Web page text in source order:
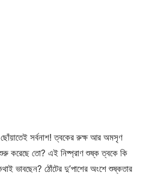
সর্বনাশ! ত্বকের রুক্ষ আর অমসৃণ
করেছে তো? এই নিষ্প্রাণ শুষ্ক ত্বকে কি
ভাবছেন? ঠোঁটের দু’পাশের অংশে শুষ্কতার